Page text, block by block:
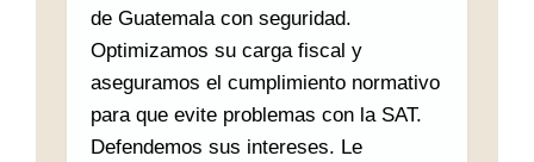
de Guatemala con seguridad.
Optimizamos su carga fiscal y
aseguramos el cumplimiento normativo
para que evite problemas con la SAT.
Defendemos sus intereses. Le